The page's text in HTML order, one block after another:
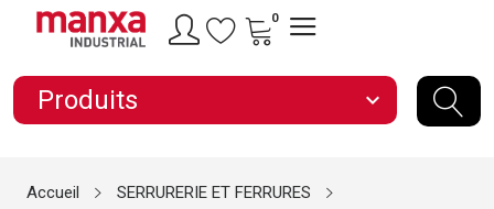
0
Produits expand_more
Accueil
SERRURERIE ET FERRURES